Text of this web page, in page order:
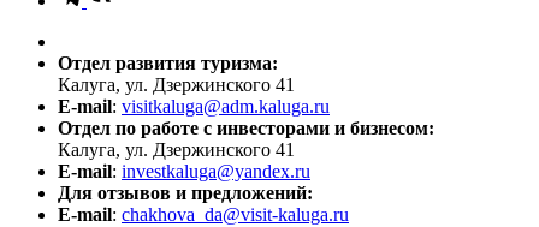
Отдел развития туризма:
Калуга, ул. Дзержинского 41
E-mail: visitkaluga@adm.kaluga.ru
Отдел по работе с инвесторами и бизнесом:
Калуга, ул. Дзержинского 41
E-mail: investkaluga@yandex.ru
Для отзывов и предложений:
E-mail: chakhova_da@visit-kaluga.ru